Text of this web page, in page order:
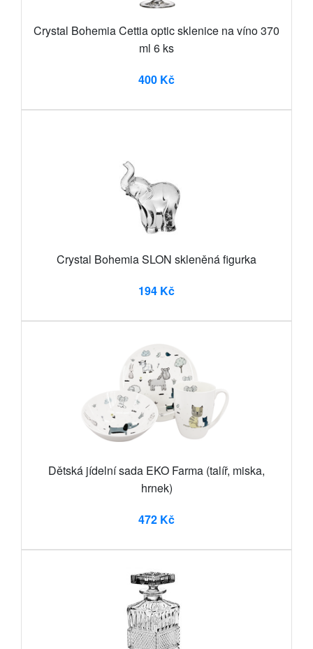
Crystal Bohemia Cettia optic sklenice na víno 370
ml 6 ks
400 Kč
Crystal Bohemia SLON skleněná figurka
194 Kč
Dětská jídelní sada EKO Farma (talíř, miska,
hrnek)
472 Kč